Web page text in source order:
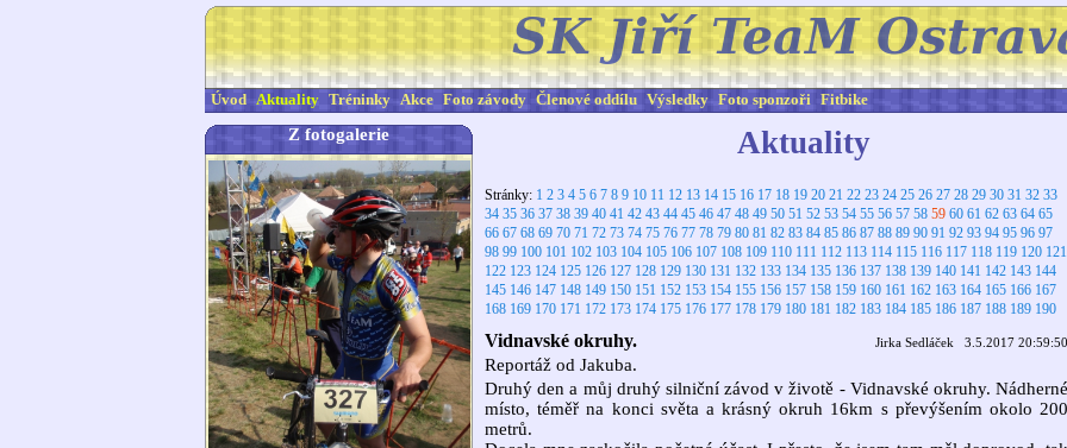
Úvod Aktuality Tréninky Akce Foto závody Členové oddílu Výsledky Foto sponzoři Fitbike
Z fotogalerie Aktuality
Stránky: 1 2 3 4 5 6 7 8 9 10 11 12 13 14 15 16 17 18 19 20 21 22 23 24 25 26 27 28 29 30 31 32 33
34 35 36 37 38 39 40 41 42 43 44 45 46 47 48 49 50 51 52 53 54 55 56 57 58 59 60 61 62 63 64 65
66 67 68 69 70 71 72 73 74 75 76 77 78 79 80 81 82 83 84 85 86 87 88 89 90 91 92 93 94 95 96 97
98 99 100 101 102 103 104 105 106 107 108 109 110 111 112 113 114 115 116 117 118 119 120 121
122 123 124 125 126 127 128 129 130 131 132 133 134 135 136 137 138 139 140 141 142 143 144
145 146 147 148 149 150 151 152 153 154 155 156 157 158 159 160 161 162 163 164 165 166 167
168 169 170 171 172 173 174 175 176 177 178 179 180 181 182 183 184 185 186 187 188 189 190
Vidnavské okruhy. Jirka Sedláček 3.5.2017 20:59:50
Reportáž od Jakuba.
Druhý den a můj druhý silniční závod v životě - Vidnavské okruhy. Nádherné
místo, téměř na konci světa a krásný okruh 16km s převýšením okolo 200
metrů.